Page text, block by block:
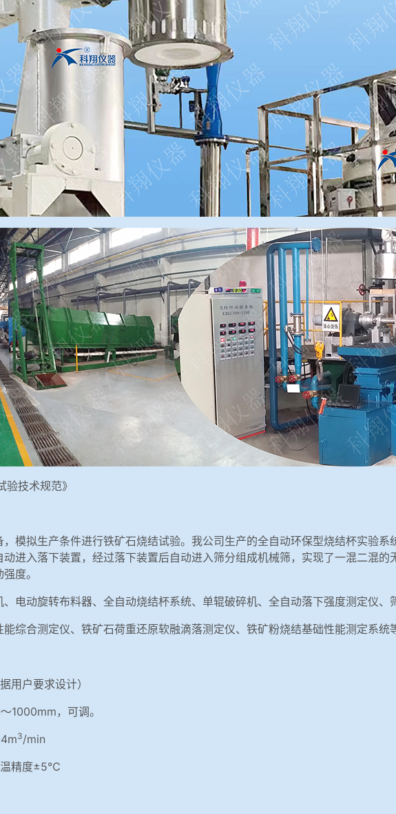
技术规范》
模拟生产条件进行铁矿石烧结试验。我公司生产的全自动环保型烧结杯实验
进入落下装置，经过落下装置后自动进入筛分组成机械筛，实现了一混二混
度。
电动旋转布料器、全自动烧结杯系统、单辊破碎机、全自动落下强度测定仪、
综合测定仪、铁矿石荷重还原软融滴落测定仪、铁矿粉烧结基础性能测定系统
户要求设计）
1000mm，可调。
3/min
温精度±5℃